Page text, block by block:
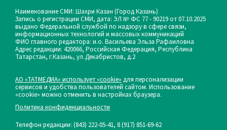
Наименование СМИ: Шахри Казан (Город Казань)
Запись о регистрации СМИ, дата: ЭЛ № ФС 77 - 90219 от 07.10.2025
выдано Федеральной службой по надзору в сфере связи,
информационных технологий и массовых коммуникаций
ФИО главного редактора: и.о. Васильева Эльза Рафаиловна
Адрес редакции: 420066, Российская Федерация, Республика
Татарстан, г.Казань, ул.Декабристов, д.2
АО «ТАТМЕДИА» использует «cookie» для персонализации
сервисов и удобства пользователей сайтом. Использование
«cookie» можно отменить в настройках браузера.
Политика конфиденциальности
Телефон редакции: (843) 222-05-41, 8 (917) 851-69-62